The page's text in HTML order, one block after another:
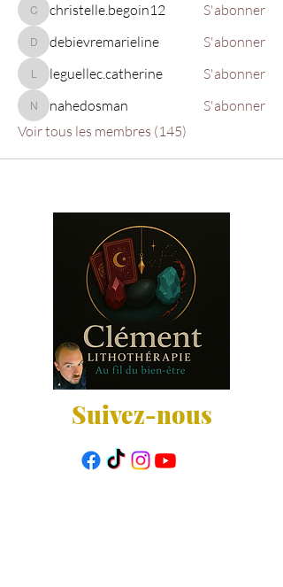
christelle.begoin12
christelle.begoin12 S'abonner
debievremarieline
debievremarieline S'abonner
leguellec.catherine
leguellec.catherine S'abonner
nahedosman
nahedosman
S'abonner
Voir tous les membres (145)
Suivez-nous